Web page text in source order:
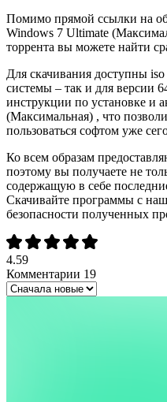
Помимо прямой ссылки на
Windows 7 Ultimate
торрента вы можете найти
Для скачивания доступны
системы – так и для версии
инструкции по установке и
(Максимальная) , что
пользоваться софтом уже
Ко всем образам
поэтому вы получаете не
содержащую в себе
Скачивайте программы с
безопасности полученных
4.59
Комментарии 19